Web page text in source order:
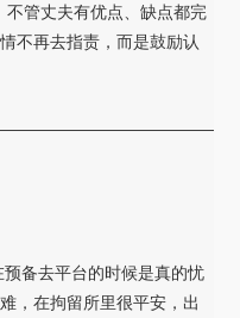
管丈夫有优点、缺点都完
不再去指责，而是鼓励认
备去平台的时候是真的忧
，在拘留所里很平安，出